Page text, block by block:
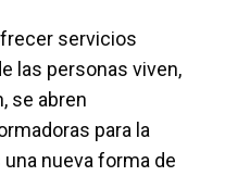
servicios
las personas viven,
se abren
para la
nueva forma de